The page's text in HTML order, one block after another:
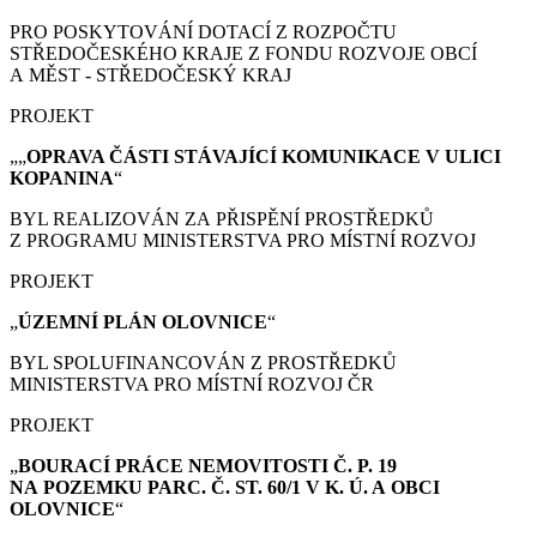
PRO POSKYTOVÁNÍ DOTACÍ Z ROZPOČTU
STŘEDOČESKÉHO KRAJE Z FONDU ROZVOJE OBCÍ
A MĚST - STŘEDOČESKÝ KRAJ
PROJEKT
„„OPRAVA ČÁSTI STÁVAJÍCÍ KOMUNIKACE V ULICI
KOPANINA“
BYL REALIZOVÁN ZA PŘISPĚNÍ PROSTŘEDKŮ
Z PROGRAMU MINISTERSTVA PRO MÍSTNÍ ROZVOJ
PROJEKT
„ÚZEMNÍ PLÁN OLOVNICE“
BYL SPOLUFINANCOVÁN Z PROSTŘEDKŮ
MINISTERSTVA PRO MÍSTNÍ ROZVOJ ČR
PROJEKT
„BOURACÍ PRÁCE NEMOVITOSTI Č. P. 19
NA POZEMKU PARC. Č. ST. 60/1 V K. Ú. A OBCI
OLOVNICE“